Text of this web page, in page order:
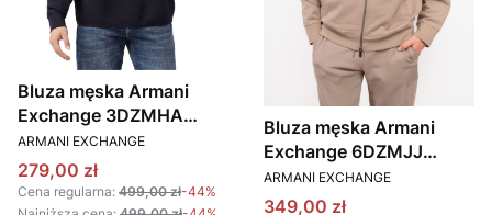
Bluza męska Armani
Exchange 3DZMHA
ZJXQZ granatowy
PRODUCENT
ARMANI EXCHANGE
Cena promocyjna
279,00 zł
Cena regularna: 499,00 zł-44%
Bluza męska Armani
Exchange 6DZMJJ
ZJ4XZ beżowy
PRODUCENT
ARMANI EXCHANGE
Cena promocyjna
349,00 zł